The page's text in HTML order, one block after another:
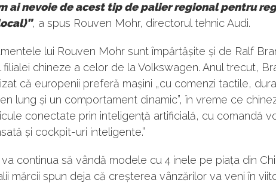
ai nevoie de acest tip de palier regional pentru
, a spus Rouven Mohr, directorul tehnic Audi.
lui Rouven Mohr sunt împărtășite și de Ralf
filialei chineze a celor de la Volkswagen. Anul trecut,
că europenii preferă mașini „cu comenzi tactile,
lung și un comportament dinamic”, în vreme ce
conectate prin inteligență artificială, cu comandă
și cockpit-uri inteligente.”
continua să vândă modele cu 4 inele pe piața din
mărcii spun deja că creșterea vânzărilor va veni în